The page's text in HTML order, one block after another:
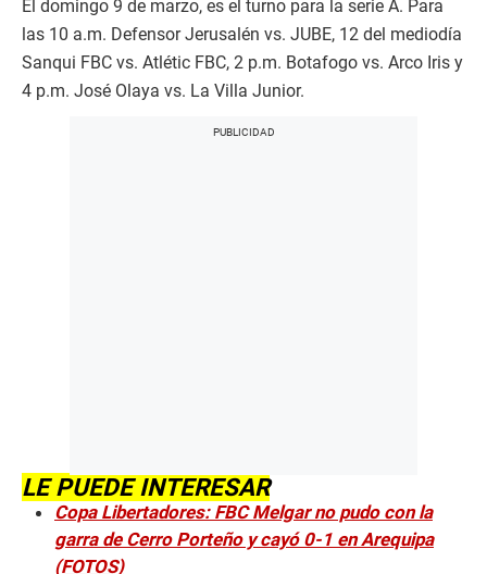
El domingo 9 de marzo, es el turno para la serie A. Para
las 10 a.m. Defensor Jerusalén vs. JUBE, 12 del mediodía
Sanqui FBC vs. Atlétic FBC, 2 p.m. Botafogo vs. Arco Iris y
4 p.m. José Olaya vs. La Villa Junior.
LE PUEDE INTERESAR
Copa Libertadores: FBC Melgar no pudo con la
garra de Cerro Porteño y cayó 0-1 en Arequipa
(FOTOS)